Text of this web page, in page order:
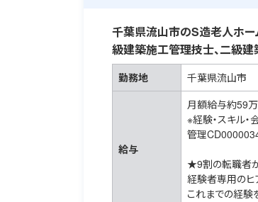
千葉県流山市のS造老人ホー
級建築施工管理技士、二級建
勤務地 千葉県流山市
給与
月額給与約59万
※経験・スキル・
管理
★9割の転職者
経験者専用のヒ
これまでの経験